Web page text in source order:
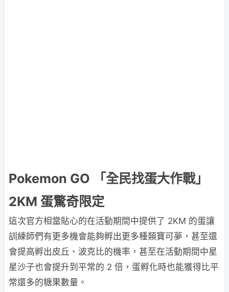
Pokemon GO 「全民找蛋大作戰」
2KM 蛋驚奇限定
這次官方相當貼心的在活動期間中提供了 2KM 的蛋讓
訓練師們有更多機會能夠孵出更多種類寶可夢，甚至還
會提高孵出皮丘、波克比的機率，甚至在活動期間中星
星沙子也會提升到平常的 2 倍，蛋孵化時也能獲得比平
常還多的糖果數量。